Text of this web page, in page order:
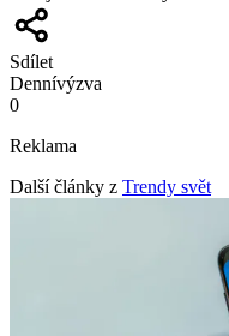
Sdílet
Dennívýzva
0
Reklama
Další články z Trendy svět